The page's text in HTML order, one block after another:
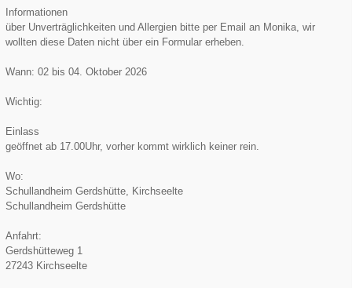
Informationen
über Unverträglichkeiten und Allergien bitte per Email an Monika, wir
wollten diese Daten nicht über ein Formular erheben.
Wann: 02 bis 04. Oktober 2026
Wichtig:
Einlass
geöffnet ab 17.00Uhr, vorher kommt wirklich keiner rein.
Wo:
Schullandheim Gerdshütte, Kirchseelte
Schullandheim Gerdshütte
Anfahrt:
Gerdshütteweg 1
27243 Kirchseelte